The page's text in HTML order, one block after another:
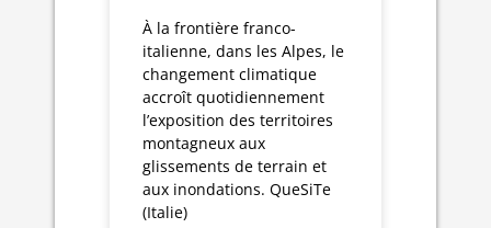
À la frontière franco-
italienne, dans les Alpes, le
changement climatique
accroît quotidiennement
l’exposition des territoires
montagneux aux
glissements de terrain et
aux inondations. QueSiTe
(Italie)